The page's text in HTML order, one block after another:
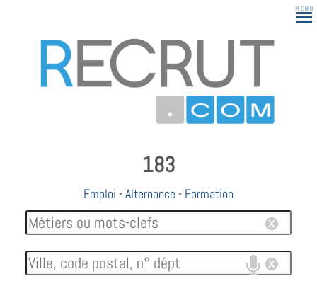
183
Emploi -Alternance - Formation